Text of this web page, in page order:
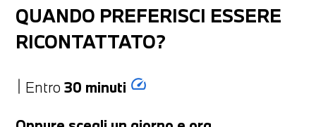
QUANDO PREFERISCI ESSERE
RICONTATTATO?
Entro 30 minuti speed